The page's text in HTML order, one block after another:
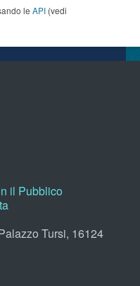
le API (vedi
il Pubblico
Tursi, 16124